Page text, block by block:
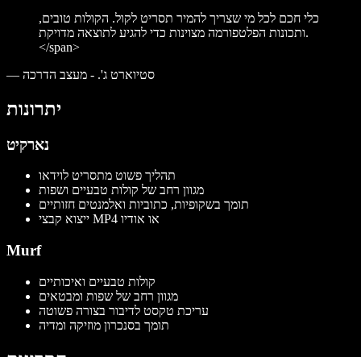
כלי חכם לכל מי שצריך להמיר תסריט לקול. הקולות טובים,
ותכונות הפלטפורמה מצוינות כדי להגיע לתוצאה מדויקת.
</span>
— סטיוארט ג'. - מעצב הדרכה
יתרונות
נארקיט
תהליך פשוט מתסריט לוידאו
מגוון רחב של קולות טבעיים ושפות
תומך בשקופיות, כתוביות ואלמנטים חזותיים
ייצוא קבצי MP4 או אודיו
Murf
קולות טבעיים ואיכותיים
מגוון רחב של שפות ומבטאים
עריכת טקסט לדיבור בצורה פשוטה
תומך בסנכרון מוזיקה ומדיה